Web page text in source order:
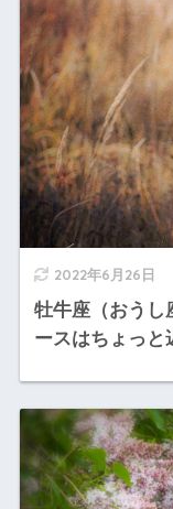
2022年6月26日
牡牛座（おうし
ースはちょっと